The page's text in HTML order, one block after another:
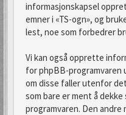
informasjonskapsel
emner i «TS-ogn», og
lest, noe som forbedrer
Vi kan også opprette
for phpBB-programvaren
om disse faller utenfor
som bare er ment å
programvaren. Den andre